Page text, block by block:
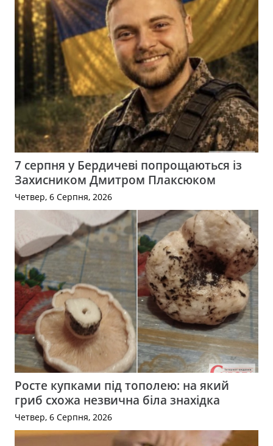
7 серпня у Бердичеві попрощаються із
Захисником Дмитром Плаксюком
Четвер, 6 Серпня, 2026
Росте купками під тополею: на який
гриб схожа незвична біла знахідка
Четвер, 6 Серпня, 2026